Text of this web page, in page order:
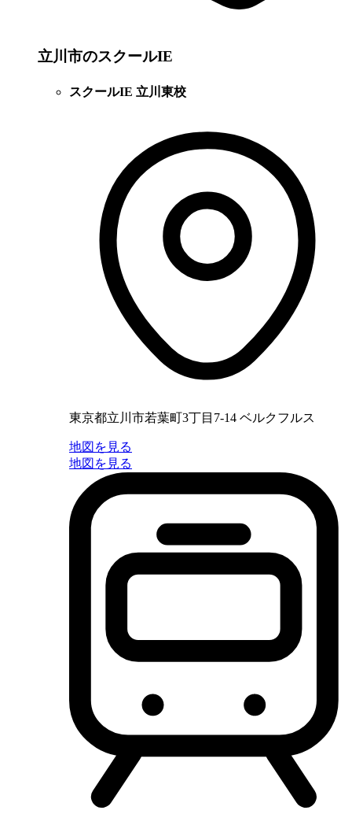
立川市のスクールIE
スクールIE 立川東校
東京都立川市若葉町3丁目7-14 ベルクフルス
地図を見る
地図を見る